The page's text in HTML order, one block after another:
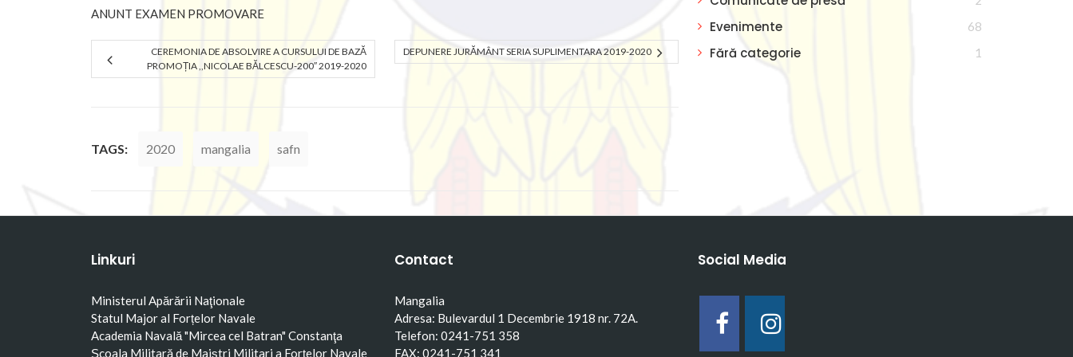
ANUNT EXAMEN PROMOVARE
CEREMONIA DE ABSOLVIRE A CURSULUI DE BAZĂ
PROMOȚIA ,,NICOLAE BĂLCESCU-200″ 2019-2020
DEPUNERE JURĂMÂNT SERIA SUPLIMENTARA 2019-2020
TAGS: 2020 mangalia safn
Evenimente 68
Fără categorie 1
Linkuri
Ministerul Apărării Naţionale
Statul Major al Forțelor Navale
Academia Navală "Mircea cel Batran" Constanţa
Școala Militară de Maiștri Militari a Forțelor Navale
Contact
Mangalia
Adresa: Bulevardul 1 Decembrie 1918 nr. 72A.
Telefon: 0241-751 358
FAX: 0241-751 341
Social Media